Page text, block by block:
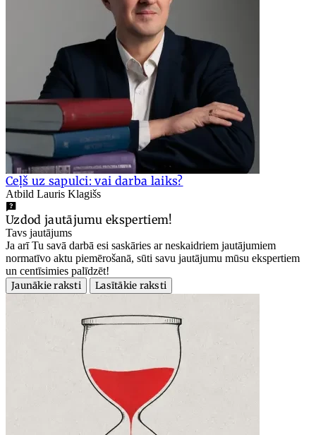
Ceļš uz sapulci: vai darba laiks?
Atbild Lauris Klagišs
Uzdod jautājumu ekspertiem!
Tavs jautājums
Ja arī Tu savā darbā esi saskāries ar neskaidriem jautājumiem
normatīvo aktu piemērošanā, sūti savu jautājumu mūsu ekspertiem
un centīsimies palīdzēt!
Jaunākie raksti
Lasītākie raksti